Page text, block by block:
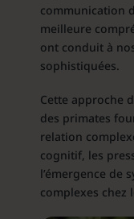
communication
meilleure
ont conduit à
sophistiquées.
Cette approche
des primates
relation
cognitif, les
l’émergence de
complexes chez